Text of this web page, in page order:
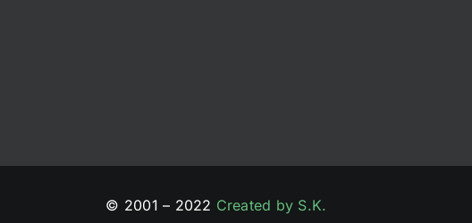
© 2001 – 2022 Created by S.K.